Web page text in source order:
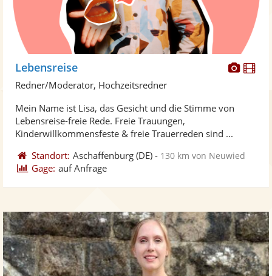
Lebensreise
Redner/Moderator, Hochzeitsredner
Mein Name ist Lisa, das Gesicht und die Stimme von
Lebensreise-freie Rede. Freie Trauungen,
Kinderwillkommensfeste & freie Trauerreden sind ...
Standort: Aschaffenburg (DE) - 130 km von Neuwied
Gage: auf Anfrage